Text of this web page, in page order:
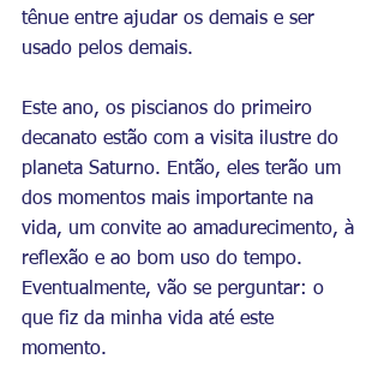
tênue entre ajudar os demais e ser
usado pelos demais.
Este ano, os piscianos do primeiro
decanato estão com a visita ilustre do
planeta Saturno. Então, eles terão um
dos momentos mais importante na
vida, um convite ao amadurecimento, à
reflexão e ao bom uso do tempo.
Eventualmente, vão se perguntar: o
que fiz da minha vida até este
momento.